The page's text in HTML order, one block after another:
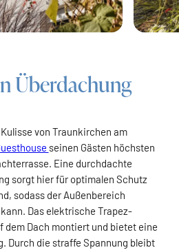
Überdachung
von Traunkirchen am
seinen Gästen höchsten
Eine durchdachte
sorgt hier für optimalen Schutz
sodass der Außenbereich
Das elektrische Trapez-
dem Dach montiert und bietet eine
Durch die straffe Spannung bleibt